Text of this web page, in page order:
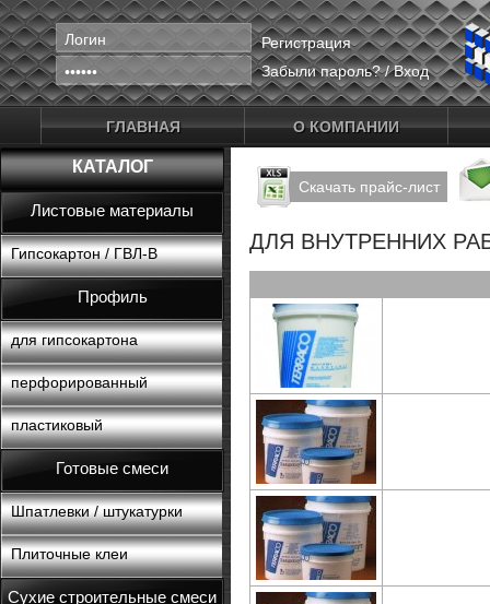
Регистрация
Забыли пароль?/Вход
ГЛАВНАЯ О КОМПАНИИ
КАТАЛОГ
Листовые материалы
Гипсокартон / ГВЛ-В
Профиль
для гипсокартона
перфорированный
пластиковый
Готовые смеси
Шпатлевки / штукатурки
Плиточные клеи
Сухие строительные смеси
Скачать прайс-лист
ДЛЯ ВНУТРЕННИХ